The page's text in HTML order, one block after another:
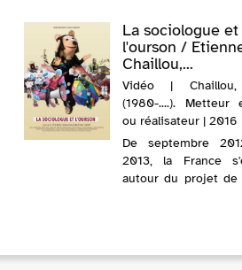
La sociologue et
l'ourson /
Chaillou,...
Vidéo | Chaillou,
(1980-....). Metteur
ou réalisateur | 2016
De septembre
2013, la France
autour du projet